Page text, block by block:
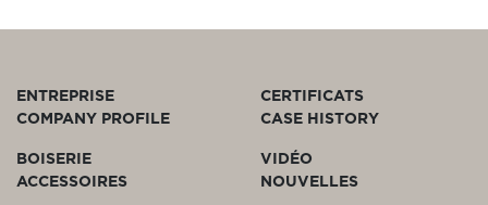
ENTREPRISE
COMPANY PROFILE
CERTIFICATS
CASE HISTORY
BOISERIE
ACCESSOIRES
VIDÉO
NOUVELLES